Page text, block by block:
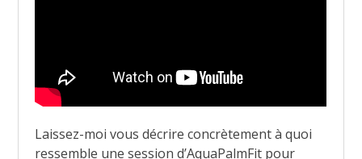
Laissez-moi vous décrire concrètement à quoi
ressemble une session d’AquaPalmFit pour